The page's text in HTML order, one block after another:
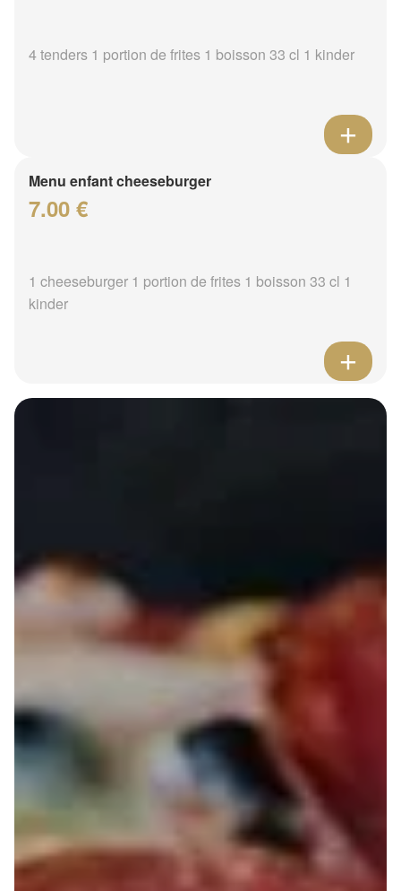
4 tenders 1 portion de frites 1 boisson 33 cl 1 kinder
Menu enfant cheeseburger
7.00 €
1 cheeseburger 1 portion de frites 1 boisson 33 cl 1
kinder